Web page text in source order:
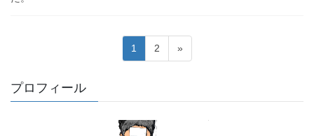
の
ペ
固
定
1
固
定
2 »
プロフィール